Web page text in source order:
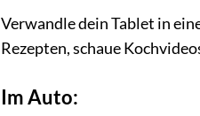
Verwandle dein Tablet in
Rezepten, schaue
Im Auto: